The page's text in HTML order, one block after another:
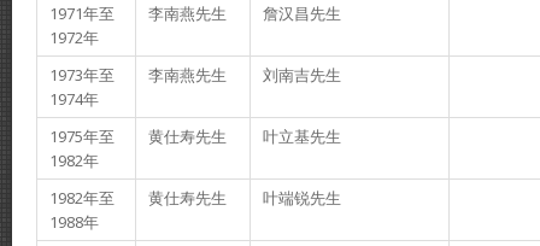
1971年至
1972年
李南燕先生 詹汉昌先生
1973年至
1974年
李南燕先生 刘南吉先生
1975年至
1982年
黄仕寿先生 叶立基先生
1982年至
1988年
黄仕寿先生 叶端锐先生